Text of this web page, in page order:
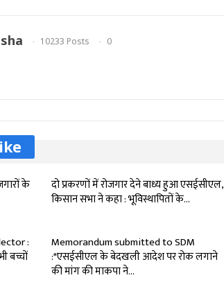
10233 Posts
0
के
दो प्रकरणों में रोजगार देने बाध्य हुआ एसईसीएल,
किसान सभा ने कहा : भूविस्थापितों के…
:
बच्चों
Memorandum submitted to SDM
:*एसईसीएल के बेदखली आदेश पर रोक लगाने
की मांग की माकपा ने…